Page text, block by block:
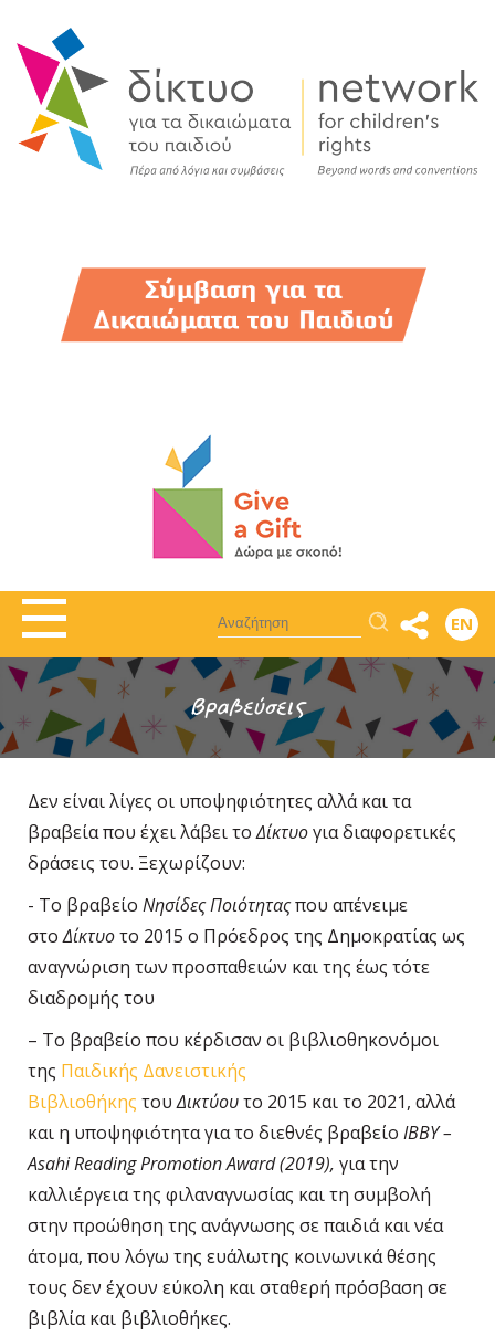
Αναζήτηση EN
Βραβεύσεις
Δεν είναι λίγες οι υποψηφιότητες αλλά και τα
βραβεία που έχει λάβει τοΔίκτυογια διαφορετικές
δράσεις του. Ξεχωρίζουν:
- Το βραβείο Νησίδες Ποιότηταςπου απένειμε
στοΔίκτυοτο 2015 ο Πρόεδρος της Δημοκρατίας ως
αναγνώριση των προσπαθειών και της έως τότε
διαδρομής του
– Το βραβείο που κέρδισαν οι βιβλιοθηκονόμοι
της Παιδικής Δανειστικής
Βιβλιοθήκης τουΔικτύουτο 2015 και το 2021, αλλά
και η υποψηφιότητα για το διεθνές βραβείο IBBY –
Asahi Reading Promotion Award (2019), για την
καλλιέργεια της φιλαναγνωσίας και τη συμβολή
στην προώθηση της ανάγνωσης σε παιδιά και νέα
άτομα, που λόγω της ευάλωτης κοινωνικά θέσης
τους δεν έχουν εύκολη και σταθερή πρόσβαση σε
βιβλία και βιβλιοθήκες.